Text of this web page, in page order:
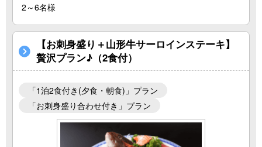
2～6名様
【お刺身盛り＋山形牛サーロインステーキ】
贅沢プラン♪（2食付）
「1泊2食付き(夕食・朝食)」プラン
「お刺身盛り合わせ付き」プラン